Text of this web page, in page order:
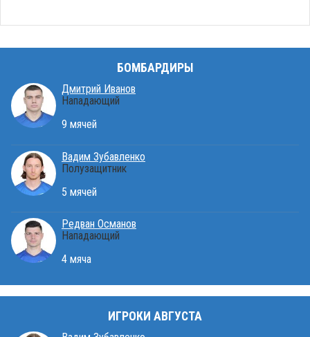
БОМБАРДИРЫ
Дмитрий Иванов
Нападающий
9 мячей
Вадим Зубавленко
Полузащитник
5 мячей
Редван Османов
Нападающий
4 мяча
ИГРОКИ АВГУСТА